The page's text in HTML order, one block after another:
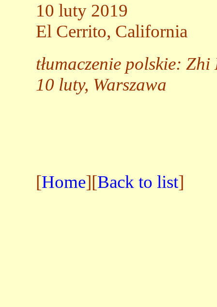
10 luty 2019
El Cerrito, California
tłumaczenie polskie:
10 luty, Warszawa
[Home][Back to list]